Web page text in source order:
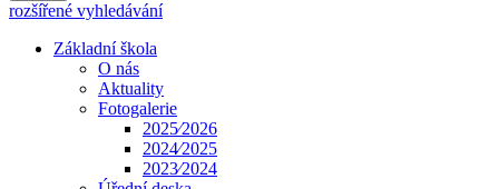
rozšířené vyhledávání
Základní škola
O nás
Aktuality
Fotogalerie
2025⁄2026
2024⁄2025
2023⁄2024